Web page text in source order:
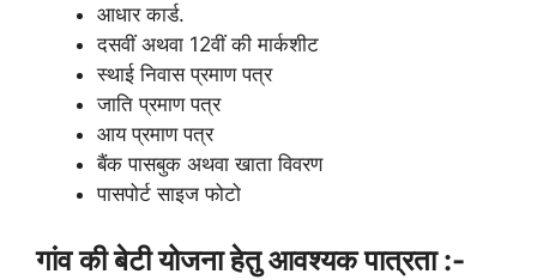
आधार कार्ड.
दसवीं अथवा 12वीं की मार्कशीट
स्थाई निवास प्रमाण पत्र
जाति प्रमाण पत्र
आय प्रमाण पत्र
बैंक पासबुक अथवा खाता विवरण
पासपोर्ट साइज फोटो
गांव की बेटी योजना हेतु आवश्यक पात्रता :-